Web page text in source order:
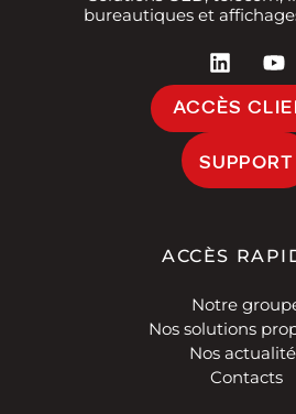
bureautiques et
ACCÈS
SUPPORT
ACCÈS
Notre
Nos solutions
Nos
Contacts